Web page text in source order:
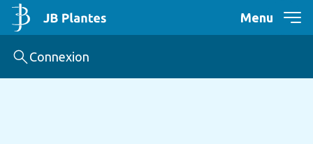
Menu
Connexion